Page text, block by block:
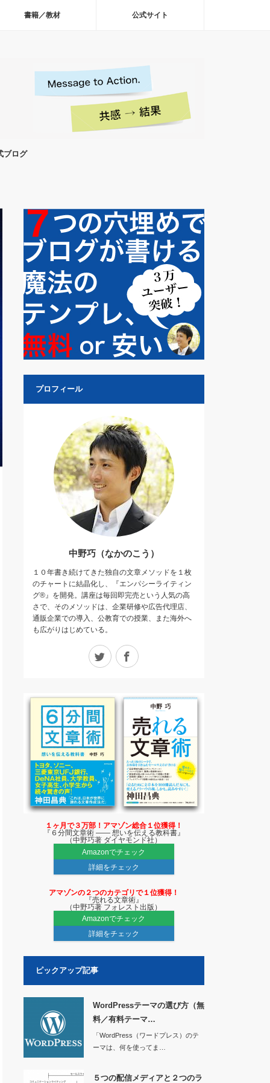
書籍／教材 公式サイト
ブログ
プロフィール
中野巧（なかのこう）
１０年書き続けてきた独自の文章メソッドを１枚
のチャートに結晶化し、『エンパシーライティン
グ®』を開発。講座は毎回即完売という人気の高
さで、そのメソッドは、企業研修や広告代理店、
通販企業での導入、公教育での授業、また海外へ
も広がりはじめている。
Twitter
１ヶ月で３万部！アマゾン総合１位獲得！
『６分間文章術 ―― 想いを伝える教科書』
（中野巧著 ダイヤモンド社）
Amazonでチェック
詳細をチェック
アマゾンの２つのカテゴリで１位獲得！
『売れる文章術』
（中野巧著 フォレスト出版）
Amazonでチェック
詳細をチェック
ピックアップ記事
WordPressテーマの選び方（無
料／有料テーマ…
「WordPress（ワードプレス）のテ
ーマは、何を使ってま…
５つの配信メディアと２つのラ